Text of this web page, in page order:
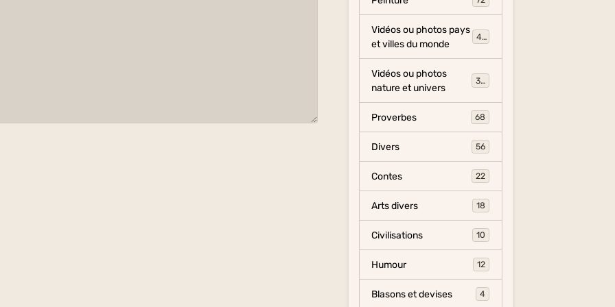
Vidéos ou photos pays
et villes du monde
454
Vidéos ou photos
nature et univers
325
Proverbes 68
Divers 56
Contes 22
Arts divers 18
Civilisations 10
Humour 12
Blasons et devises 4